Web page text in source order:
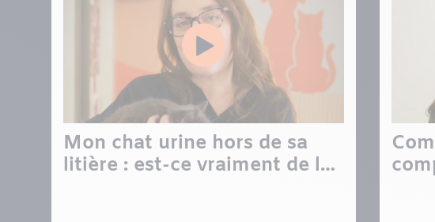
Mon chat urine hors de sa
litière : est-ce vraiment de la